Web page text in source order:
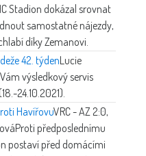
Stadion dokázal srovnat
samostatné nájezdy,
díky Zemanovi.
42. týdenLucie
výsledkový servis
24.10.2021).
HavířovuVRC - AZ 2:0,
Proti předposlednímu
postaví před domácími